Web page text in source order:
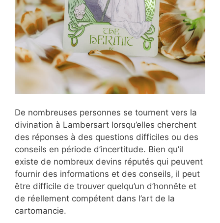
De nombreuses personnes se tournent vers la
divination à Lambersart lorsqu’elles cherchent
des réponses à des questions difficiles ou des
conseils en période d’incertitude. Bien qu’il
existe de nombreux devins réputés qui peuvent
fournir des informations et des conseils, il peut
être difficile de trouver quelqu’un d’honnête et
de réellement compétent dans l’art de la
cartomancie.